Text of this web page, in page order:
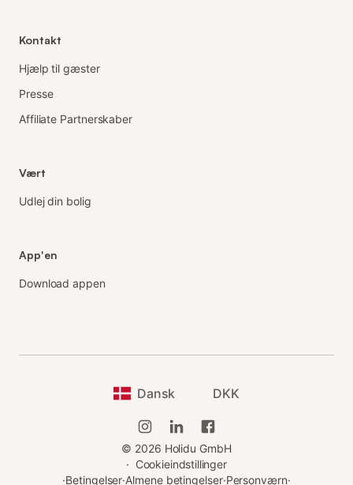
Kontakt
Hjælp til gæster
Presse
Affiliate Partnerskaber
Vært
Udlej din bolig
App'en
Download appen
Dansk DKK
© 2026 Holidu GmbH
· Cookieindstillinger
·Betingelser·Almene betingelser·Personværn·